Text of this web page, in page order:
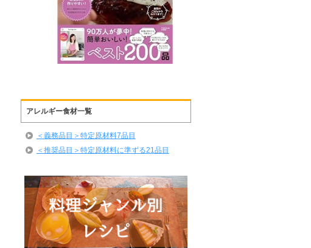
アレルギー食材一覧
＜義務品目＞特定原材料7品目
＜推奨品目＞特定原材料に準ずる21品目